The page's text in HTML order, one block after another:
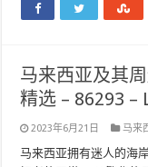
马来西亚及其
精选 – 86293
2023年6月21日 马来
马来西亚拥有迷人的海